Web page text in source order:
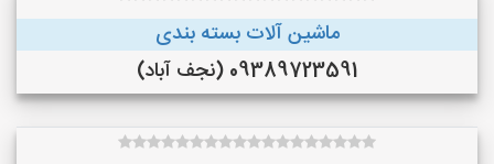
ماشین آلات بسته بندی
09389723591 (نجف‌ آباد)